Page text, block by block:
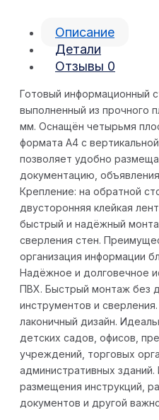
Описание
Детали
Отзывы 0
Готовый информационный
выполненный из прочного
мм. Оснащён четырьмя
формата А4 с
позволяет удобно
документацию,
Крепление: на обратной
двусторонняя клейкая
быстрый и надёжный
сверления стен.
организация информации
Надёжное и долговечное
ПВХ. Быстрый монтаж без
инструментов и
лаконичный дизайн.
детских садов, офисов,
учреждений, торговых
административных зданий.
размещения инструкций,
документов и другой